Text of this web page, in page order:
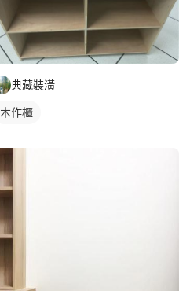
典藏裝潢
木作櫃